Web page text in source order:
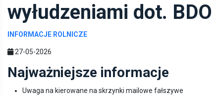
wyłudzeniami dot. BDO
INFORMACJE ROLNICZE
27-05-2026
Najważniejsze informacje
Uwaga na kierowane na skrzynki mailowe fałszywe